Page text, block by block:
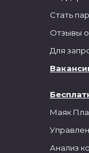
Маяк
Анализ
Стать
Отзывы
Для